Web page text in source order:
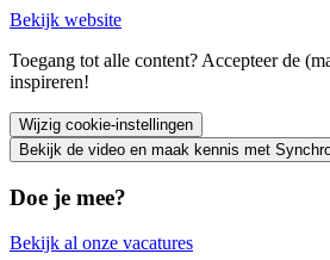
Bekijk website
Toegang tot alle content? Accepteer de
inspireren!
Wijzig cookie-instellingen
Bekijk de video en maak kennis met
Doe je mee?
Bekijk al onze vacatures